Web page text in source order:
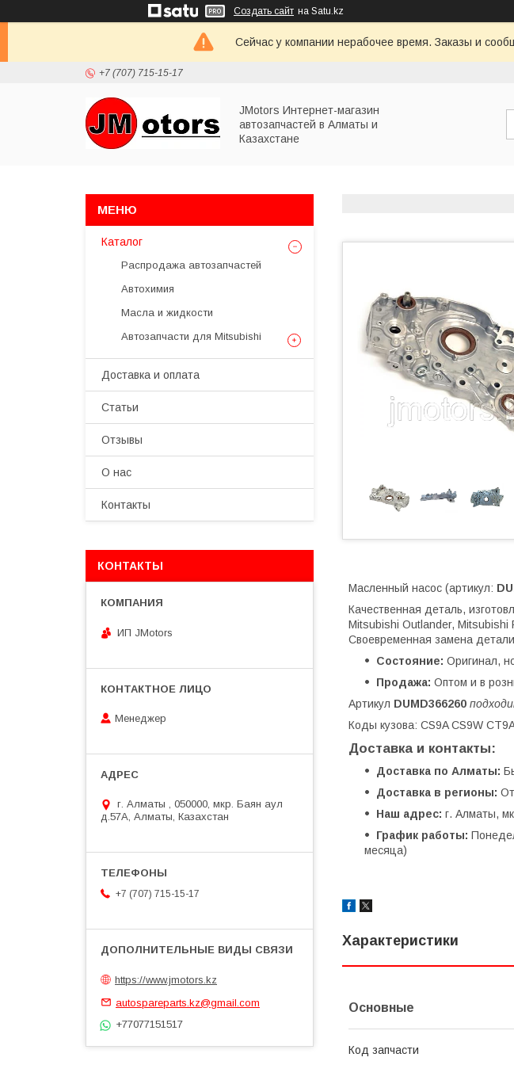
Создать сайт на Satu.kz
Сейчас у компании нерабочее время. Заказы и
+7 (707) 715-15-17
JMotors Интернет-магазин
автозапчастей в Алматы и
Казахстане
Масленный насос (артикул:
Качественная деталь,
Mitsubishi Outlander, Mitsubishi
Своевременная замена
Состояние: Оригинал,
Продажа: Оптом и в
Артикул DUMD366260
Коды кузова: CS9A CS9W
Доставка и контакты:
Доставка по Алматы:
Доставка в регионы:
Наш адрес: г. Алматы,
График работы:
месяца)
Характеристики
Основные
Код запчасти
Каталог
Распродажа автозапчастей
Автохимия
Масла и жидкости
Автозапчасти для Mitsubishi
Доставка и оплата
Статьи
Отзывы
О нас
Контакты
КОНТАКТЫ
ИП JMotors
Менеджер
г. Алматы , 050000, мкр. Баян аул
д.57А, Алматы, Казахстан
+7 (707) 715-15-17
https://www.jmotors.kz
autospareparts.kz@gmail.com
+77077151517